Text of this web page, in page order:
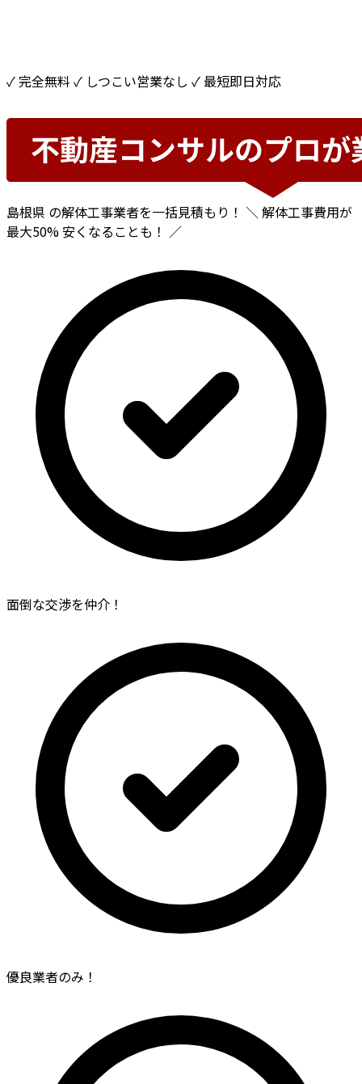
✓ 完全無料 ✓ しつこい営業なし ✓ 最短即日対応
島根県 の解体工事業者を一括見積もり！ ＼ 解体工事費用が
最大50%安くなることも！ ／
面倒な交渉を仲介！
優良業者のみ！